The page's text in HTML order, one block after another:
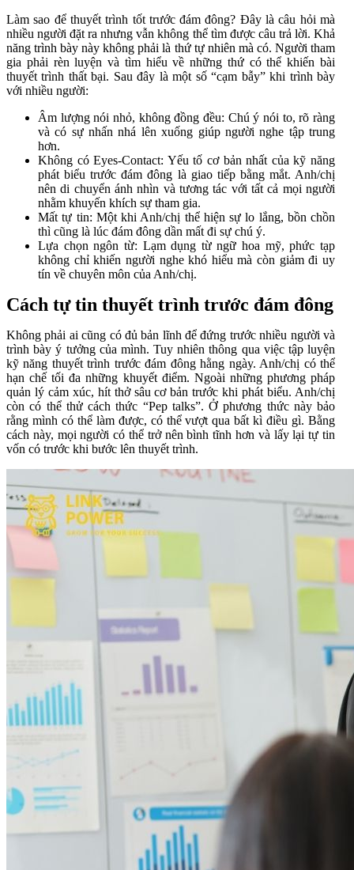
Làm sao để thuyết trình tốt trước đám đông? Đây là câu hỏi mà
nhiều người đặt ra nhưng vẫn không thể tìm được câu trả lời. Khả
năng trình bày này không phải là thứ tự nhiên mà có. Người tham
gia phải rèn luyện và tìm hiểu về những thứ có thể khiến bài
thuyết trình thất bại. Sau đây là một số “cạm bẫy” khi trình bày
với nhiều người:
Âm lượng nói nhỏ, không đồng đều: Chú ý nói to, rõ ràng
và có sự nhấn nhá lên xuống giúp người nghe tập trung
hơn.
Không có Eyes-Contact: Yếu tố cơ bản nhất của kỹ năng
phát biểu trước đám đông là giao tiếp bằng mắt. Anh/chị
nên di chuyển ánh nhìn và tương tác với tất cả mọi người
nhằm khuyến khích sự tham gia.
Mất tự tin: Một khi Anh/chị thể hiện sự lo lắng, bồn chồn
thì cũng là lúc đám đông dần mất đi sự chú ý.
Lựa chọn ngôn từ: Lạm dụng từ ngữ hoa mỹ, phức tạp
không chỉ khiến người nghe khó hiểu mà còn giảm đi uy
tín về chuyên môn của Anh/chị.
Cách tự tin thuyết trình trước đám đông
Không phải ai cũng có đủ bản lĩnh để đứng trước nhiều người và
trình bày ý tưởng của mình. Tuy nhiên thông qua việc tập luyện
kỹ năng thuyết trình trước đám đông hằng ngày. Anh/chị có thể
hạn chế tối đa những khuyết điểm. Ngoài những phương pháp
quản lý cảm xúc, hít thở sâu cơ bản trước khi phát biểu. Anh/chị
còn có thể thử cách thức “Pep talks”. Ở phương thức này bảo
rằng mình có thể làm được, có thể vượt qua bất kì điều gì. Bằng
cách này, mọi người có thể trở nên bình tĩnh hơn và lấy lại tự tin
vốn có trước khi bước lên thuyết trình.